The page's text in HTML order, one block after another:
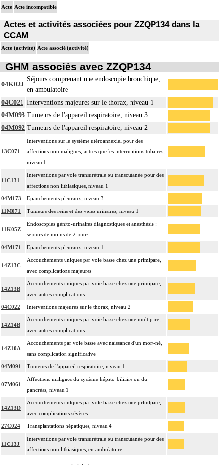
Acte Acte incompatible
Actes et activités associées pour ZZQP134 dans la
CCAM
Acte (activité) Acte associé (activité)
GHM associés avec ZZQP134
04K02J
Séjours comprenant une endoscopie bronchique,
en ambulatoire
04C021 Interventions majeures sur le thorax, niveau 1
04M093 Tumeurs de l'appareil respiratoire, niveau 3
04M092 Tumeurs de l'appareil respiratoire, niveau 2
13C071
Interventions sur le système utéroannexiel pour des
affections non malignes, autres que les interruptions tubaires,
niveau 1
11C131
Interventions par voie transurétrale ou transcutanée pour des
affections non lithiasiques, niveau 1
04M173 Epanchements pleuraux, niveau 3
11M071 Tumeurs des reins et des voies urinaires, niveau 1
11K05Z
Endoscopies génito-urinaires diagnostiques et anesthésie :
séjours de moins de 2 jours
04M171 Epanchements pleuraux, niveau 1
14Z13C
Accouchements uniques par voie basse chez une primipare,
avec complications majeures
14Z13B
Accouchements uniques par voie basse chez une primipare,
avec autres complications
04C022 Interventions majeures sur le thorax, niveau 2
14Z14B
Accouchements uniques par voie basse chez une multipare,
avec autres complications
14Z10A
Accouchements par voie basse avec naissance d'un mort-né,
sans complication significative
04M091 Tumeurs de l'appareil respiratoire, niveau 1
07M061
Affections malignes du système hépato-biliaire ou du
pancréas, niveau 1
14Z13D
Accouchements uniques par voie basse chez une primipare,
avec complications sévères
27C024 Transplantations hépatiques, niveau 4
11C13J
Interventions par voie transurétrale ou transcutanée pour des
affections non lithiasiques, en ambulatoire